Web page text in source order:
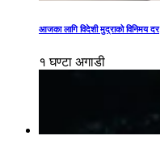
आजका लागि विदेशी मुद्राको विनिमय दर
१ घण्टा अगाडी